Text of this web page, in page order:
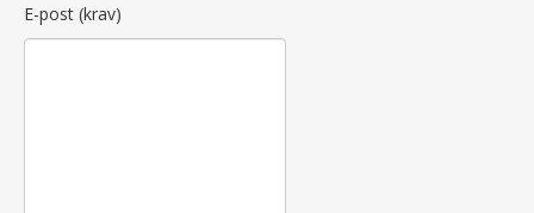
E-post (krav)